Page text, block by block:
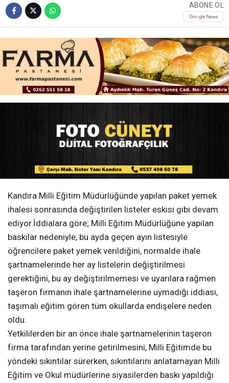
ABONE OL
Kandıra Milli Eğitim Müdürlüğünde yapılan paket yemek
ihalesi sonrasında değiştirilen listeler eskisi gibi devam
ediyor.İddialara göre; Milli Eğitim Müdürlüğüne yapılan
baskılar nedeniyle, bu ayda geçen ayın listesiyle
öğrencilere paket yemek verildiğini, normalde ihale
şartnamelerinde her ay listelerin değiştirilmesi
gerektiğini, bu ay değiştirilmemesi ve uyarılara rağmen
taşeron firmanın ihale şartnamelerine uymadığı iddiası,
taşımalı eğitim gören tüm okullarda endişelere neden
oldu.
Yetkililerden bir an önce ihale şartnamelerinin taşeron
firma tarafından yerine getirilmesini, Milli Eğitimde bu
yöndeki sıkıntılar sürerken, sıkıntılarını anlatamayan Milli
Eğitim ve Okul müdürlerine siyasilerden baskı yapıldığı